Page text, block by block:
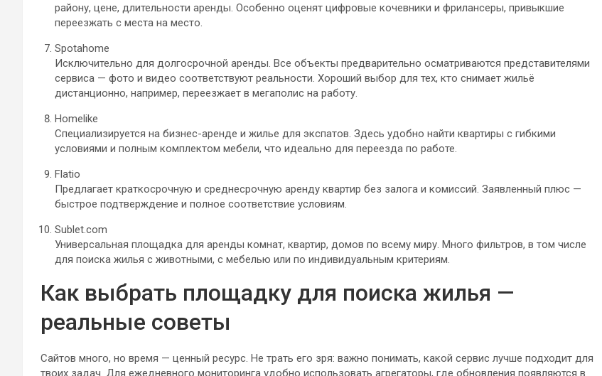
району, цене, длительности аренды. Особенно оценят цифровые кочевники и фрилансеры, привыкшие
переезжать с места на место.
Spotahome
Исключительно для долгосрочной аренды. Все объекты предварительно осматриваются представителями
сервиса — фото и видео соответствуют реальности. Хороший выбор для тех, кто снимает жильё
дистанционно, например, переезжает в мегаполис на работу.
Homelike
Специализируется на бизнес-аренде и жилье для экспатов. Здесь удобно найти квартиры с гибкими
условиями и полным комплектом мебели, что идеально для переезда по работе.
Flatio
Предлагает краткосрочную и среднесрочную аренду квартир без залога и комиссий. Заявленный плюс —
быстрое подтверждение и полное соответствие условиям.
Sublet.com
Универсальная площадка для аренды комнат, квартир, домов по всему миру. Много фильтров, в том числе
для поиска жилья с животными, с мебелью или по индивидуальным критериям.
Как выбрать площадку для поиска жилья —
реальные советы
Сайтов много, но время — ценный ресурс. Не трать его зря: важно понимать, какой сервис лучше подходит для
твоих задач. Для ежедневного мониторинга удобно использовать агрегаторы, где обновления появляются в